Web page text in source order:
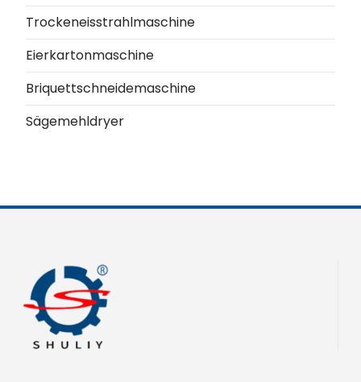
Trockeneisstrahlmaschine
Eierkartonmaschine
Briquettschneidemaschine
Sägemehldryer